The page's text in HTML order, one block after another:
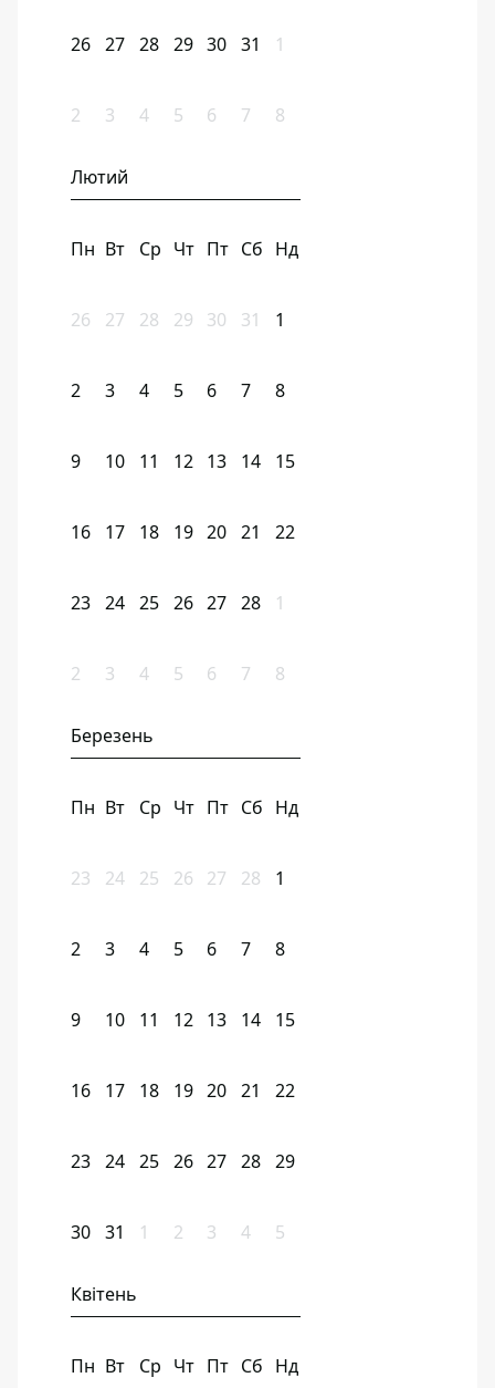
26 27 28 29 30 31 1
2 3 4 5 6 7 8
Лютий
Пн Вт Ср Чт Пт Сб Нд
26 27 28 29 30 31 1
2 3 4 5 6 7 8
9 10 11 12 13 14 15
16 17 18 19 20 21 22
23 24 25 26 27 28 1
2 3 4 5 6 7 8
Березень
Пн Вт Ср Чт Пт Сб Нд
23 24 25 26 27 28 1
2 3 4 5 6 7 8
9 10 11 12 13 14 15
16 17 18 19 20 21 22
23 24 25 26 27 28 29
30 31 1 2 3 4 5
Квітень
Пн Вт Ср Чт Пт Сб Нд